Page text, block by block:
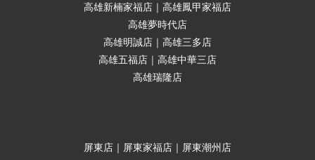
高雄新楠家福店｜高雄鳳甲家福店
高雄夢時代店
高雄明誠店｜高雄三多店
高雄五福店｜高雄中華三店
高雄瑞隆店
屏東店｜屏東家福店｜屏東潮州店